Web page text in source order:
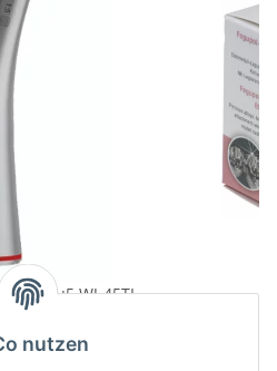
1:5 WJ-45TL
€
nutzen